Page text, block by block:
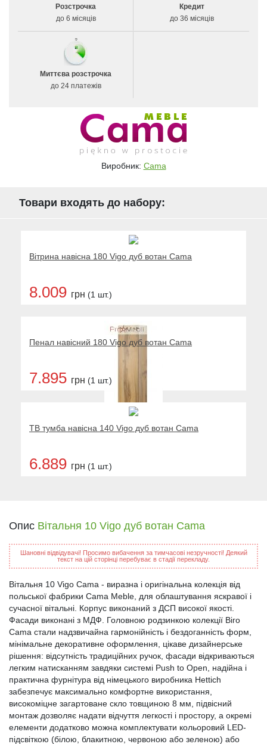
Розстрочка
до 6 місяців
Кредит
до 36 місяців
Миттєва розстрочка
до 24 платежів
Виробник: Cama
Товари входять до набору:
Вітрина навісна 180 Vigo дуб вотан Cama
8.009 грн (1 шт.)
Пенал навісний 180 Vigo дуб вотан Cama
7.895 грн (1 шт.)
ТВ тумба навісна 140 Vigo дуб вотан Cama
6.889 грн (1 шт.)
Опис Вітальня 10 Vigo дуб вотан Cama
Шановні відвідувачі! Просимо вибачення за тимчасові незручності! Деякий
текст на цій сторінці перебуває в стадії перекладу.
Вітальня 10 Vigo Cama - виразна і оригінальна колекція від
польської фабрики Cama Meble, для облаштування яскравої і
сучасної вітальні. Корпус виконаний з ДСП високої якості.
Фасади виконані з МДФ. Головною родзинкою колекції Віго
Cama стали надзвичайна гармонійність і бездоганність форм,
мінімальне декоративне оформлення, цікаве дизайнерське
рішення: відсутність традиційних ручок, фасади відкриваються
легким натисканням завдяки системі Push to Open, надійна і
практична фурнітура від німецького виробника Hettich
забезпечує максимально комфортне використання,
високоміцне загартоване скло товщиною 8 мм, підвісний
монтаж дозволяє надати відчуття легкості і простору, а окремі
елементи додатково можна комплектувати кольоровий LED-
підсвіткою (білою, блакитною, червоною або зеленою) або